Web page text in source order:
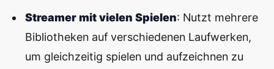
Streamer mit vielen Spielen: Nutzt mehrere
Bibliotheken auf verschiedenen Laufwerken,
um gleichzeitig spielen und aufzeichnen zu